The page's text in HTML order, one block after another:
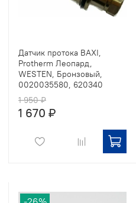
Датчик протока BAXI,
Protherm Леопард,
WESTEN, Бронзовый,
0020035580, 620340
1 950 ₽
1 670 ₽